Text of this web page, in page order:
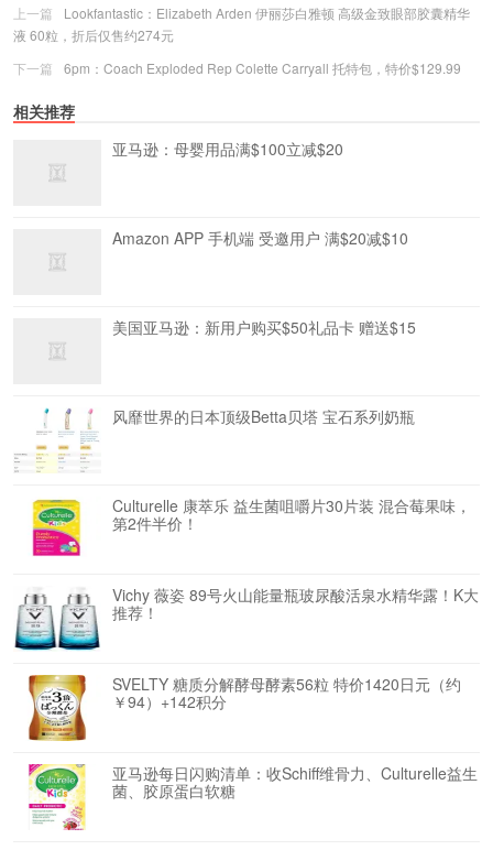
上一篇
Lookfantastic：Elizabeth Arden 伊丽莎白雅顿 高级金致眼部胶囊精华
液 60粒，折后仅售约274元
下一篇
6pm：Coach Exploded Rep Colette Carryall 托特包，特价$129.99
相关推荐
亚马逊：母婴用品满$100立减$20
Amazon APP 手机端 受邀用户 满$20减$10
美国亚马逊：新用户购买$50礼品卡 赠送$15
风靡世界的日本顶级Betta贝塔 宝石系列奶瓶
Culturelle 康萃乐 益生菌咀嚼片30片装 混合莓果味，
第2件半价！
Vichy 薇姿 89号火山能量瓶玻尿酸活泉水精华露！K大
推荐！
SVELTY 糖质分解酵母酵素56粒 特价1420日元（约
￥94）+142积分
亚马逊每日闪购清单：收Schiff维骨力、Culturelle益生
菌、胶原蛋白软糖